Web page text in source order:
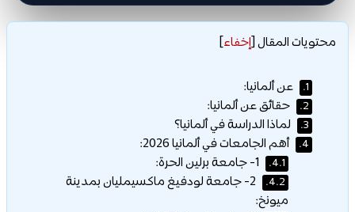
محتويات المقال[إخفاء]
1. عن ألمانيا:
2. حقائق عن ألمانيا:
3. لماذا الدراسة في ألمانيا؟
4. أهم الجامعات في ألمانيا 2026:
4.1.
4.2.
2- جامعة لودفيغ ماكسيمليان بمدينة
ميونخ: